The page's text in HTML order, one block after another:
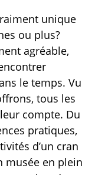
unique
ou plus?
agréable,
le temps. Vu
tous les
compte. Du
pratiques,
d’un cran
musée en plein